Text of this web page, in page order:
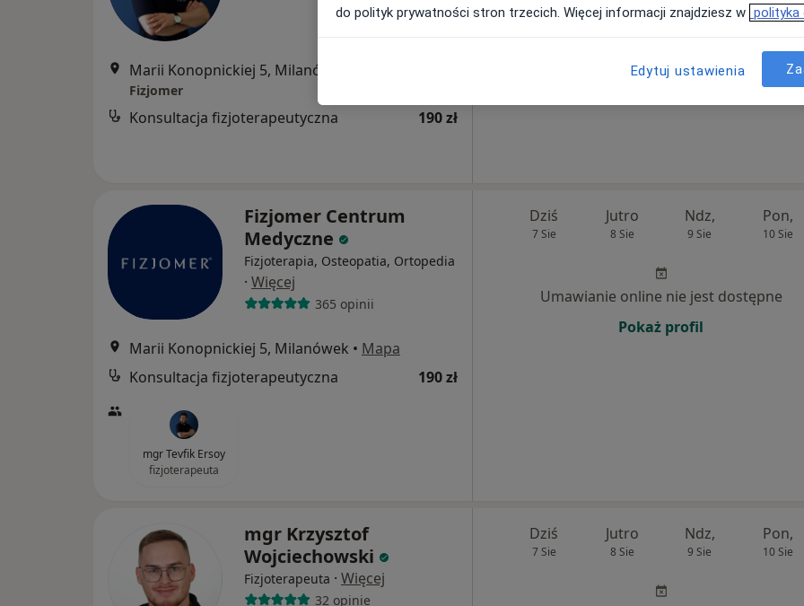
Marii Konopnickiej 5, Milanówek
Fizjomer
Konsultacja fizjoterapeutyczna 190 zł
Umawianie online nie jest dostępne
Fizjomer Centrum
Medyczne
Fizjoterapia, Osteopatia, Ortopedia
· Więcej
365 opinii
Marii Konopnickiej 5, Milanówek • Mapa
Konsultacja fizjoterapeutyczna
190 zł
mgr Tevfik Ersoy
fizjoterapeuta
Dziś
7 Sie
Jutro
8 Sie
Ndz,
9 Sie
Pon,
10 Sie
Umawianie online nie jest dostępne
Pokaż profil
mgr Krzysztof
Wojciechowski
Fizjoterapeuta · Więcej
32 opinie
Dziś
7 Sie
Jutro
8 Sie
Ndz,
9 Sie
Pon,
10 Sie
do polityk prywatności stron trzecich. Więcej informacji znajdziesz w polityka
Edytuj ustawienia